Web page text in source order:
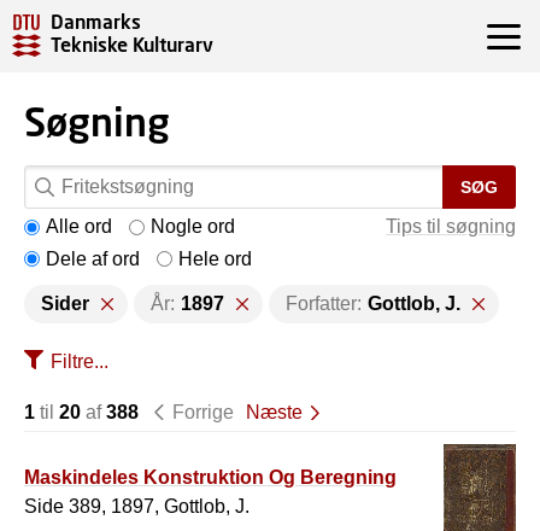
Danmarks
Tekniske Kulturarv
Søgning
SØG
Tips til søgning
Alle ord
Nogle ord
Dele af ord
Hele ord
Sider År: 1897 Forfatter: Gottlob, J.
Filtre...
1 til 20 af388 Forrige Næste
Maskindeles Konstruktion Og Beregning
Side 389, 1897, Gottlob, J.